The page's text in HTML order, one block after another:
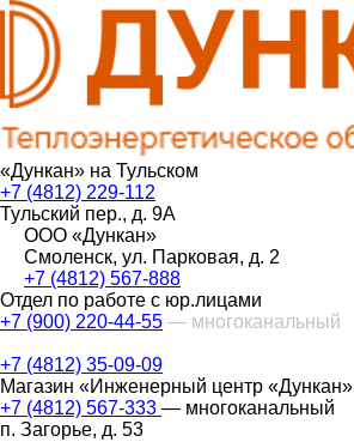
«Дункан» на Тульском
+7 (4812) 229-112
Тульский пер., д. 9А
ООО «Дункан»
Смоленск, ул. Парковая, д. 2
+7 (4812) 567-888
Отдел по работе с юр.лицами
+7 (900) 220-44-55 — многоканальный
+7 (4812) 35-09-09
Магазин «Инженерный центр «Дункан»
+7 (4812) 567-333 — многоканальный
п. Загорье, д. 53